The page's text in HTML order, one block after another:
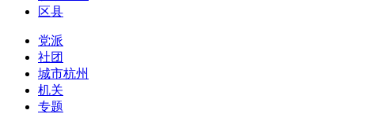
区县
党派
社团
城市杭州
机关
专题